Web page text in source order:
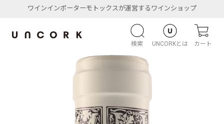
ワインインポーターモトックスが運営するワインショップ
検索 UNCORKとは カート